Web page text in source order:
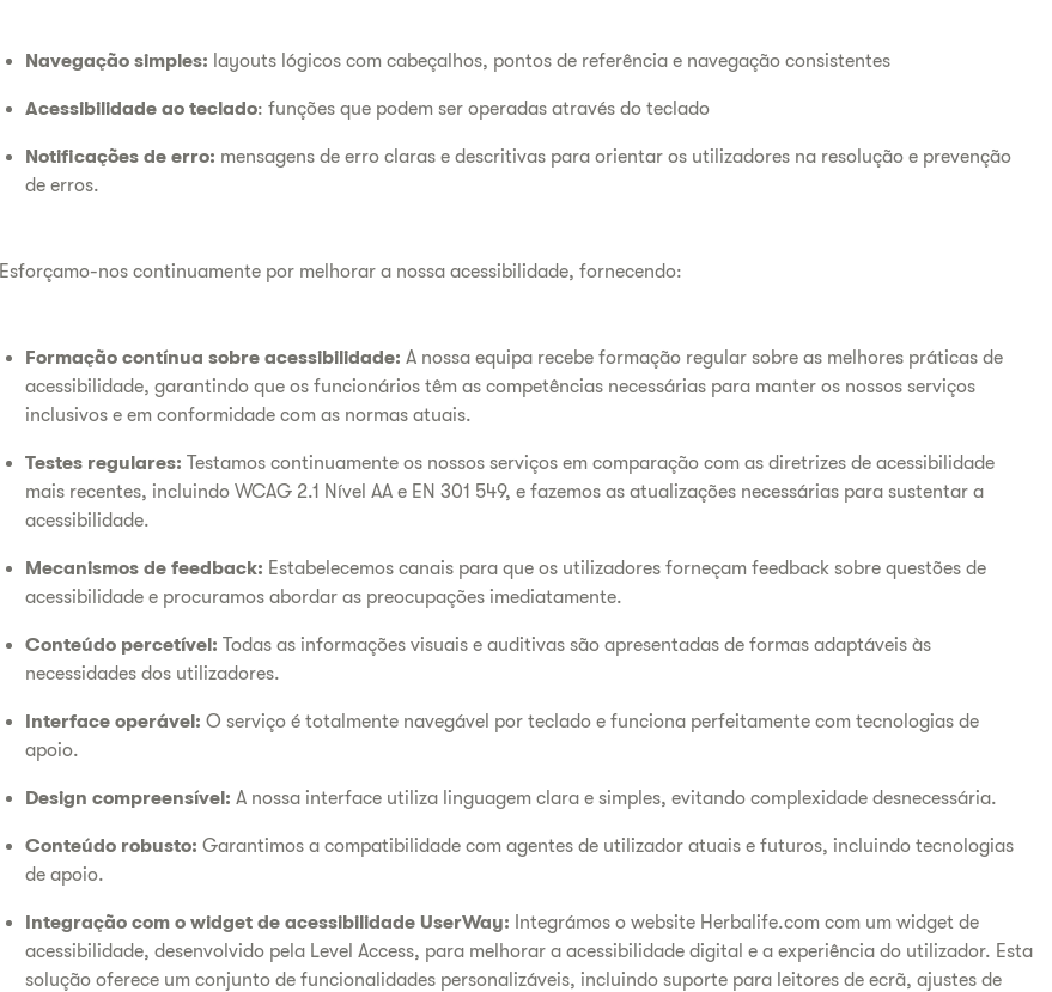
Navegação simples: layouts lógicos com cabeçalhos, pontos de referência e navegação consistentes
Acessibilidade ao teclado: funções que podem ser operadas através do teclado
Notificações de erro: mensagens de erro claras e descritivas para orientar os utilizadores na resolução e prevenção
de erros.
Esforçamo-nos continuamente por melhorar a nossa acessibilidade, fornecendo:
Formação contínua sobre acessibilidade: A nossa equipa recebe formação regular sobre as melhores práticas de
acessibilidade, garantindo que os funcionários têm as competências necessárias para manter os nossos serviços
inclusivos e em conformidade com as normas atuais.
Testes regulares: Testamos continuamente os nossos serviços em comparação com as diretrizes de acessibilidade
mais recentes, incluindo WCAG 2.1 Nível AA e EN 301 549, e fazemos as atualizações necessárias para sustentar a
acessibilidade.
Mecanismos de feedback: Estabelecemos canais para que os utilizadores forneçam feedback sobre questões de
acessibilidade e procuramos abordar as preocupações imediatamente.
Conteúdo percetível: Todas as informações visuais e auditivas são apresentadas de formas adaptáveis às
necessidades dos utilizadores.
Interface operável: O serviço é totalmente navegável por teclado e funciona perfeitamente com tecnologias de
apoio.
Design compreensível: A nossa interface utiliza linguagem clara e simples, evitando complexidade desnecessária.
Conteúdo robusto: Garantimos a compatibilidade com agentes de utilizador atuais e futuros, incluindo tecnologias
de apoio.
Integração com o widget de acessibilidade UserWay: Integrámos o website Herbalife.com com um widget de
acessibilidade, desenvolvido pela Level Access, para melhorar a acessibilidade digital e a experiência do utilizador. Esta
solução oferece um conjunto de funcionalidades personalizáveis, incluindo suporte para leitores de ecrã, ajustes de